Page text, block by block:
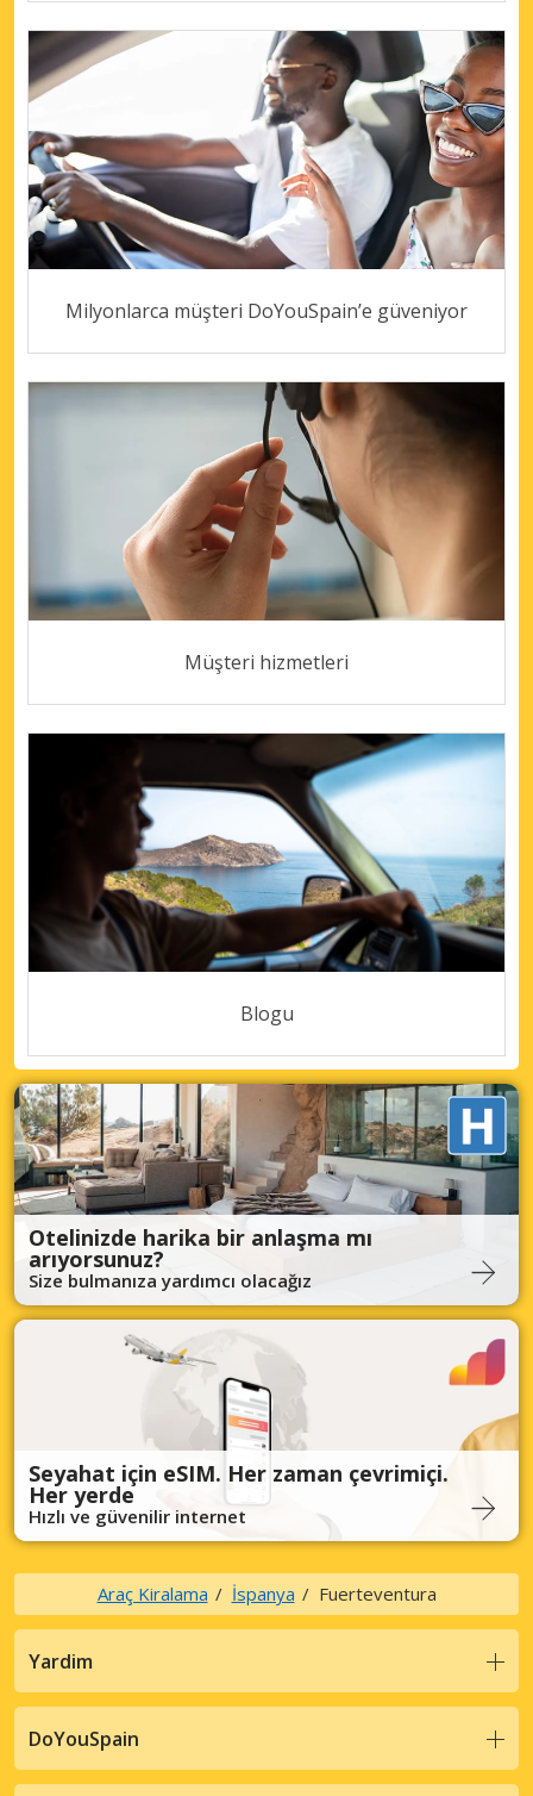
Milyonlarca müşteri DoYouSpain’e güveniyor
Müşteri hizmetleri
Blogu
Otelinizde harika bir anlaşma mı
arıyorsunuz?
Size bulmanıza yardımcı olacağız
Seyahat için eSIM. Her zaman çevrimiçi.
Her yerde
Hızlı ve güvenilir internet
Araç Kiralama İspanya Fuerteventura
Yardim
DoYouSpain